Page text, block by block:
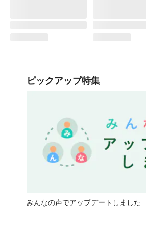
ピックアップ特集
みんなの声でアップデートしました